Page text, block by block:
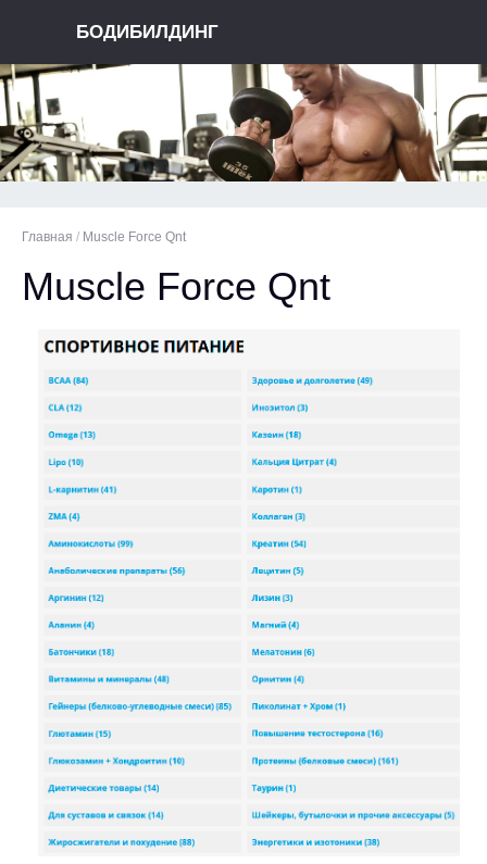
БОДИБИЛДИНГ
Главная / Muscle Force Qnt
Muscle Force Qnt